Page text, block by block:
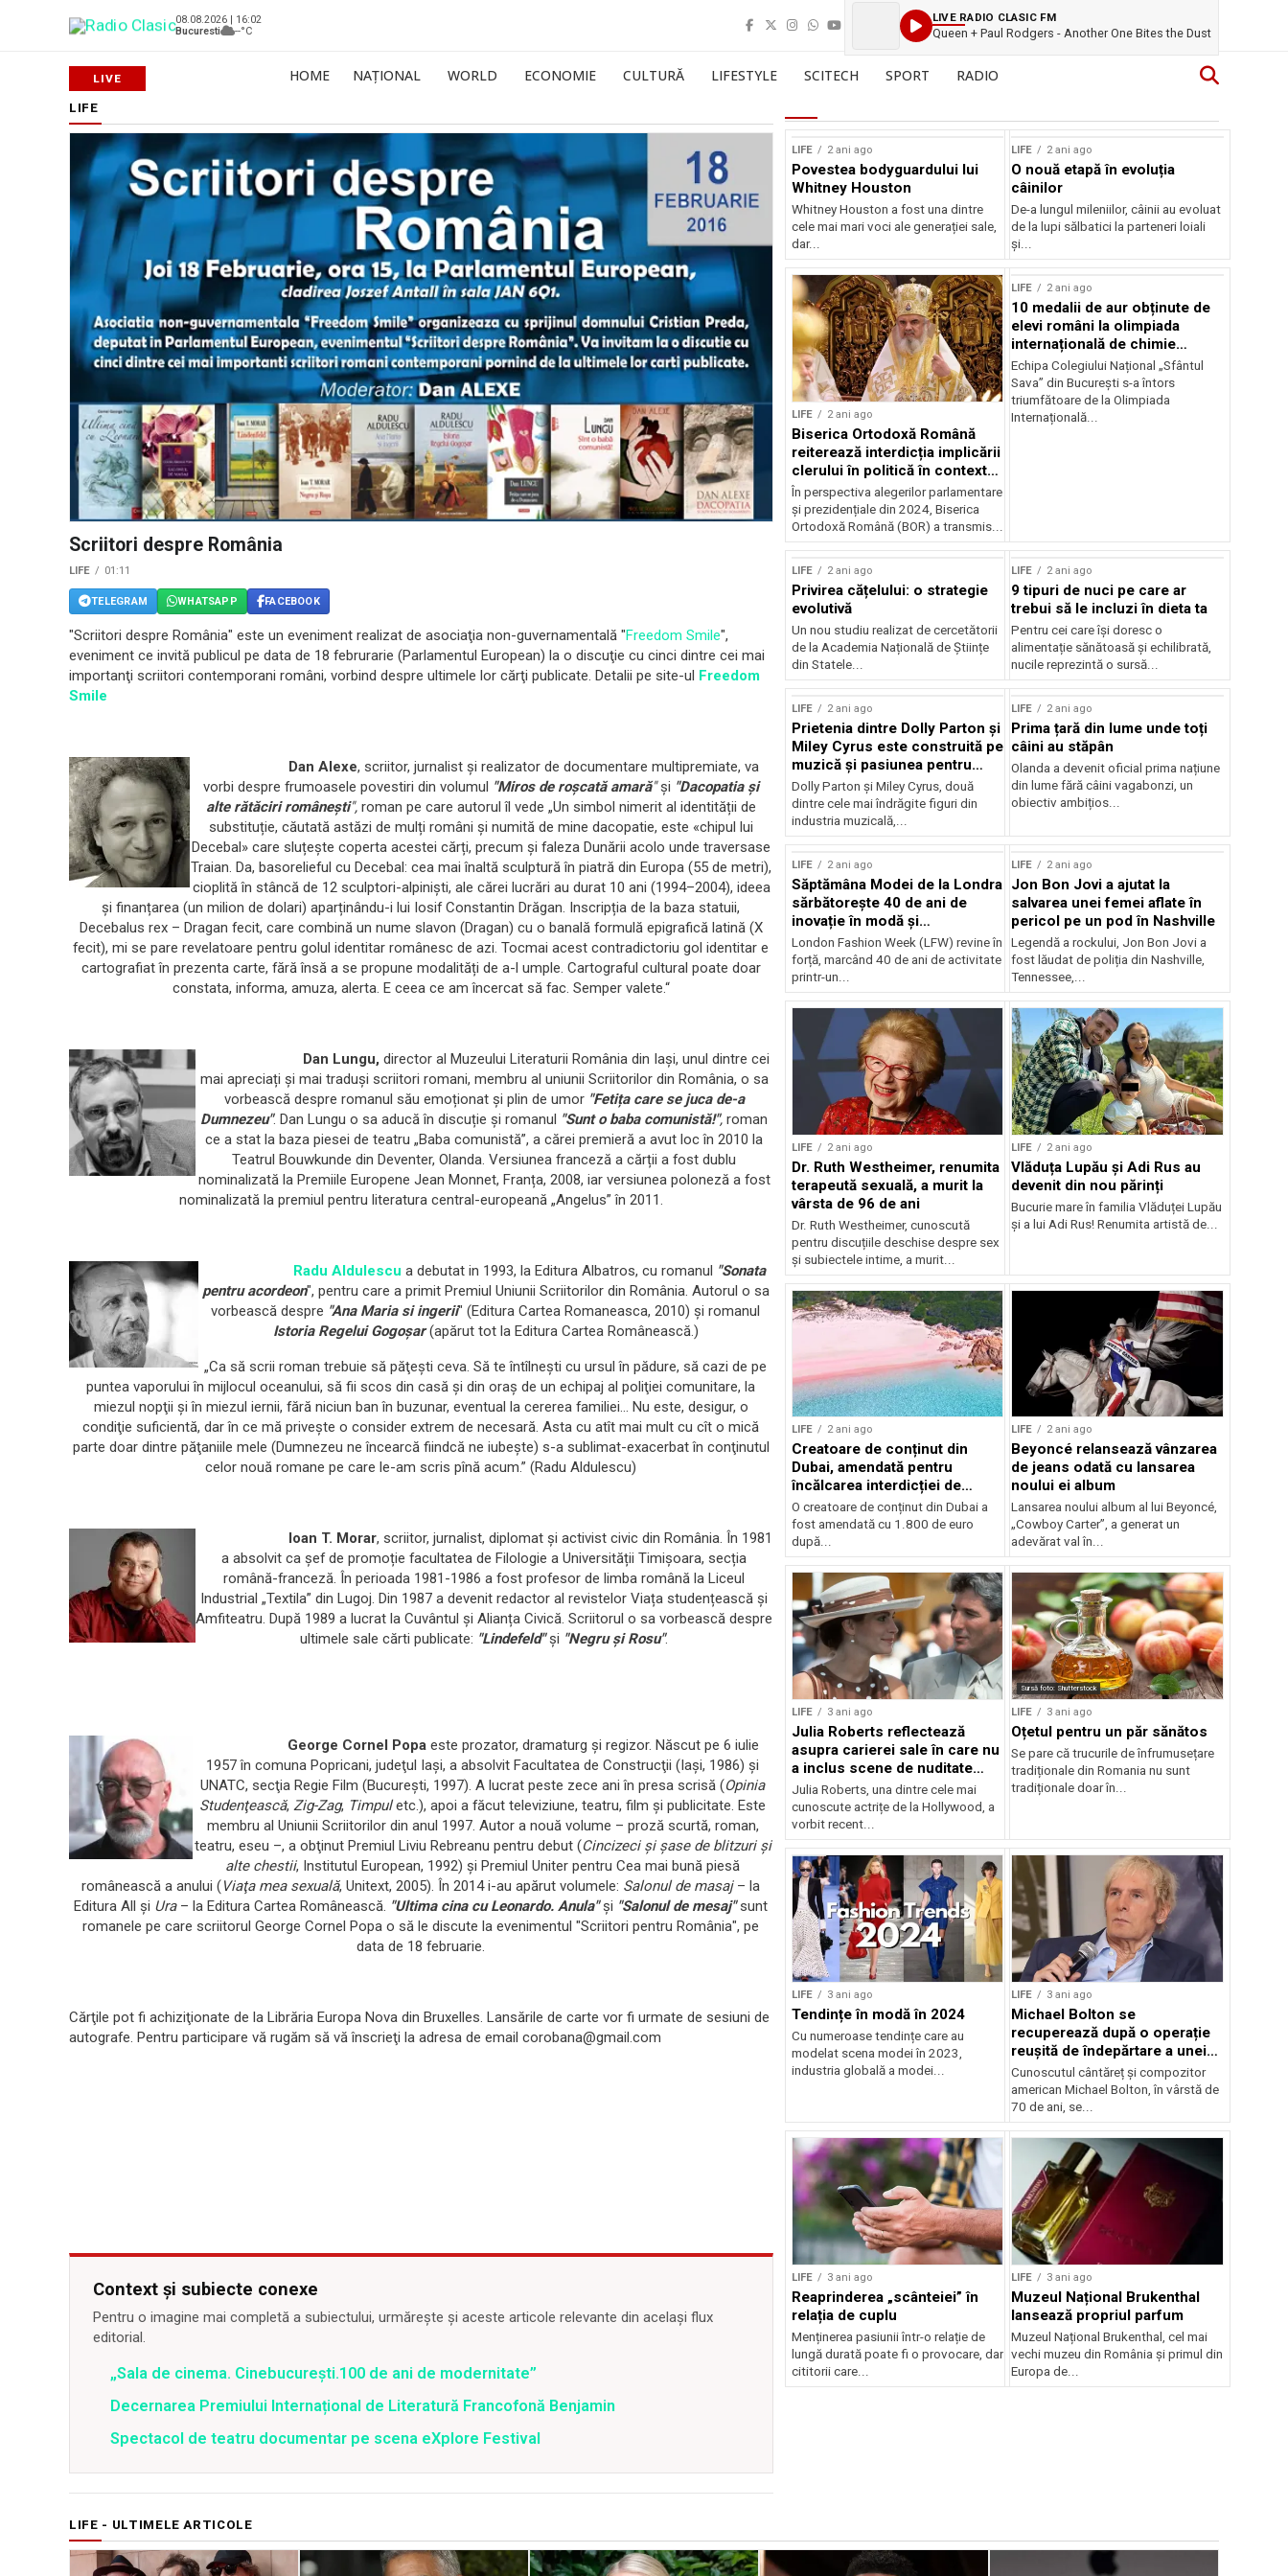
08.08.2026 | 16:02
Bucuresti
--°C
LIVE RADIO CLASIC FM
Queen + Paul Rodgers - Another One Bites the Dust
HOME NAȚIONAL WORLD ECONOMIE CULTURĂ LIFESTYLE SCITECH SPORT RADIO
LIFE
Scriitori despre România
LIFE 01:11
TELEGRAM WHATSAPP FACEBOOK
"Scriitori despre România" este un eveniment realizat de asociaţia non-guvernamentală "Freedom Smile",
eveniment ce invită publicul pe data de 18 februrarie (Parlamentul European) la o discuţie cu cinci dintre cei mai
importanţi scriitori contemporani români, vorbind despre ultimele lor cărţi publicate. Detalii pe site-ul Freedom
Smile
Dan Alexe, scriitor, jurnalist și realizator de documentare multipremiate, va
vorbi despre frumoasele povestiri din volumul "Miros de roşcată amară"și "Dacopatia și
alte rătăciri românești", roman pe care autorul îl vede „Un simbol nimerit al identității de
substituție, căutată astăzi de mulți români și numită de mine dacopatie, este «chipul lui
Decebal» care sluțește coperta acestei cărți, precum și faleza Dunării acolo unde traversase
Traian. Da, basorelieful cu Decebal: cea mai înaltă sculptură în piatră din Europa (55 de metri),
cioplită în stâncă de 12 sculptori-alpiniști, ale cărei lucrări au durat 10 ani (1994–2004), ideea
și finanțarea (un milion de dolari) aparținându-i lui Iosif Constantin Drăgan. Inscripția de la baza statuii,
Decebalus rex – Dragan fecit, care combină un nume slavon (Dragan) cu o banală formulă epigrafică latină (X
fecit), mi se pare revelatoare pentru golul identitar românesc de azi. Tocmai acest contradictoriu gol identitar e
cartografiat în prezenta carte, fără însă a se propune modalități de a-l umple. Cartograful cultural poate doar
constata, informa, amuza, alerta. E ceea ce am încercat să fac. Semper valete.“
Dan Lungu, director al Muzeului Literaturii România din Iași, unul dintre cei
mai apreciați și mai traduși scriitori romani, membru al uniunii Scriitorilor din România, o sa
vorbească despre romanul său emoționat și plin de umor "Fetița care se juca de-a
Dumnezeu". Dan Lungu o sa aducă în discuție și romanul "Sunt o baba comunistă!",roman
ce a stat la baza piesei de teatru „Baba comunistă”, a cărei premieră a avut loc în 2010 la
Teatrul Bouwkunde din Deventer, Olanda. Versiunea franceză a cărții a fost dublu
nominalizată la Premiile Europene Jean Monnet, Franța, 2008, iar versiunea poloneză a fost
nominalizată la premiul pentru literatura central-europeană „Angelus” în 2011.
Radu Aldulescu a debutat in 1993, la Editura Albatros, cu romanul "Sonata
pentru acordeon", pentru care a primit Premiul Uniunii Scriitorilor din România. Autorul o sa
vorbească despre "Ana Maria si ingerii" (Editura Cartea Romaneasca, 2010) și romanul
Istoria Regelui Gogoșar (apărut tot la Editura Cartea Românească.)
„Ca să scrii roman trebuie să păţeşti ceva. Să te întîlneşti cu ursul în pădure, să cazi de pe
puntea vaporului în mijlocul oceanului, să fii scos din casă şi din oraş de un echipaj al poliţiei comunitare, la
miezul nopţii şi în miezul iernii, fără niciun ban în buzunar, eventual la cererea familiei… Nu este, desigur, o
condiţie suficientă, dar în ce mă priveşte o consider extrem de necesară. Asta cu atît mai mult cu cît o mică
parte doar dintre păţaniile mele (Dumnezeu ne încearcă fiindcă ne iubeşte) s-a sublimat-exacerbat în conţinutul
celor nouă romane pe care le-am scris pînă acum.” (Radu Aldulescu)
Ioan T. Morar, scriitor, jurnalist, diplomat și activist civic din România. În 1981
a absolvit ca șef de promoție facultatea de Filologie a Universității Timișoara, secția
română-franceză. În perioada 1981-1986 a fost profesor de limba română la Liceul
Industrial „Textila” din Lugoj. Din 1987 a devenit redactor al revistelor Viața studențească și
Amfiteatru. După 1989 a lucrat la Cuvântul și Alianța Civică. Scriitorul o sa vorbească despre
ultimele sale cărti publicate: "Lindefeld"și "Negruși Rosu".
George Cornel Popaeste prozator, dramaturg şi regizor. Născut pe 6 iulie
1957 în comuna Popricani, judeţul Iaşi, a absolvit Facultatea de Construcţii (Iaşi, 1986) şi
UNATC, secţia Regie Film (Bucureşti, 1997). A lucrat peste zece ani în presa scrisă (Opinia
Studenţească,Zig-Zag, Timpuletc.), apoi a făcut televiziune, teatru, film şi publicitate. Este
membru al Uniunii Scriitorilor din anul 1997. Autor a nouă volume – proză scurtă, roman,
teatru, eseu –, a obţinut Premiul Liviu Rebreanu pentru debut (Cincizeci şi şase de blitzuri şi
alte chestii, Institutul European, 1992) şi Premiul Uniter pentru Cea mai bună piesă
românească a anului (Viaţa mea sexuală, Unitext, 2005). În 2014 i-au apărut volumele: Salonul de masaj– la
Editura All şi Ura– la Editura Cartea Românească. "Ultima cina cu Leonardo. Anula" și "Salonul de mesaj"sunt
romanele pe care scriitorul George Cornel Popa o să le discute la evenimentul "Scriitori pentru România", pe
data de 18 februarie.
Cărţile pot fi achiziţionate de la Librăria Europa Nova din Bruxelles. Lansările de carte vor fi urmate de sesiuni de
autografe. Pentru participare vă rugăm să vă înscrieţi la adresa de email corobana@gmail.com
Context și subiecte conexe
Pentru o imagine mai completă a subiectului, urmărește și aceste articole relevante din același flux
editorial.
„Sala de cinema. Cinebucurești.100 de ani de modernitate”
Decernarea Premiului Internațional de Literatură Francofonă Benjamin
Spectacol de teatru documentar pe scena eXplore Festival
LIFE 2 ani ago
Povestea bodyguardului lui
Whitney Houston
Whitney Houston a fost una dintre
cele mai mari voci ale generației sale,
dar...
LIFE 2 ani ago
O nouă etapă în evoluția
câinilor
De-a lungul mileniilor, câinii au evoluat
de la lupi sălbatici la parteneri loiali
și...
LIFE 2 ani ago
Biserica Ortodoxă Română
reiterează interdicția implicării
clerului în politică în contextul
alegerilor din 2024
În perspectiva alegerilor parlamentare
și prezidențiale din 2024, Biserica
Ortodoxă Română (BOR) a transmis...
LIFE 2 ani ago
10 medalii de aur obținute de
elevi români la olimpiada
internațională de chimie
aplicată 2024
Echipa Colegiului Național „Sfântul
Sava” din București s-a întors
triumfătoare de la Olimpiada
Internațională...
LIFE 2 ani ago
Privirea cățelului: o strategie
evolutivă
Un nou studiu realizat de cercetătorii
de la Academia Națională de Științe
din Statele...
LIFE 2 ani ago
9 tipuri de nuci pe care ar
trebui să le incluzi în dieta ta
Pentru cei care își doresc o
alimentație sănătoasă și echilibrată,
nucile reprezintă o sursă...
LIFE 2 ani ago
Prietenia dintre Dolly Parton și
Miley Cyrus este construită pe
muzică și pasiunea pentru
mâncare
Dolly Parton și Miley Cyrus, două
dintre cele mai îndrăgite figuri din
industria muzicală,...
LIFE 2 ani ago
Prima țară din lume unde toți
câini au stăpân
Olanda a devenit oficial prima națiune
din lume fără câini vagabonzi, un
obiectiv ambițios...
LIFE 2 ani ago
Săptămâna Modei de la Londra
sărbătorește 40 de ani de
inovație în modă și
sustenabilitate
London Fashion Week (LFW) revine în
forță, marcând 40 de ani de activitate
printr-un...
LIFE 2 ani ago
Jon Bon Jovi a ajutat la
salvarea unei femei aflate în
pericol pe un pod în Nashville
Legendă a rockului, Jon Bon Jovi a
fost lăudat de poliția din Nashville,
Tennessee,...
LIFE 2 ani ago
Dr. Ruth Westheimer, renumita
terapeută sexuală, a murit la
vârsta de 96 de ani
Dr. Ruth Westheimer, cunoscută
pentru discuțiile deschise despre sex
și subiectele intime, a murit...
LIFE 2 ani ago
Vlăduța Lupău și Adi Rus au
devenit din nou părinți
Bucurie mare în familia Vlăduței Lupău
și a lui Adi Rus! Renumita artistă de...
LIFE 2 ani ago
Creatoare de conținut din
Dubai, amendată pentru
încălcarea interdicției de
acces pe plaja roz din Sardinia
O creatoare de conținut din Dubai a
fost amendată cu 1.800 de euro
după...
LIFE 2 ani ago
Beyoncé relansează vânzarea
de jeans odată cu lansarea
noului ei album
Lansarea noului album al lui Beyoncé,
„Cowboy Carter”, a generat un
adevărat val în...
LIFE 3 ani ago
Julia Roberts reflectează
asupra carierei sale în care nu
a inclus scene de nuditate
explicită
Julia Roberts, una dintre cele mai
cunoscute actrițe de la Hollywood, a
vorbit recent...
Sursă foto: Shutterstock
LIFE 3 ani ago
Oțetul pentru un păr sănătos
Se pare că trucurile de înfrumusețare
tradiționale din Romania nu sunt
tradiționale doar în...
LIFE 3 ani ago
Tendințe în modă în 2024
Cu numeroase tendințe care au
modelat scena modei în 2023,
industria globală a modei...
LIFE 3 ani ago
Michael Bolton se
recuperează după o operație
reușită de îndepărtare a unei
tumori cerebrale
Cunoscutul cântăreț și compozitor
american Michael Bolton, în vârstă de
70 de ani, se...
LIFE 3 ani ago
Reaprinderea „scânteiei” în
relația de cuplu
Menținerea pasiunii într-o relație de
lungă durată poate fi o provocare, dar
cititorii care...
LIFE 3 ani ago
Muzeul Național Brukenthal
lansează propriul parfum
Muzeul Național Brukenthal, cel mai
vechi muzeu din România și primul din
Europa de...
LIFE - ULTIMELE ARTICOLE